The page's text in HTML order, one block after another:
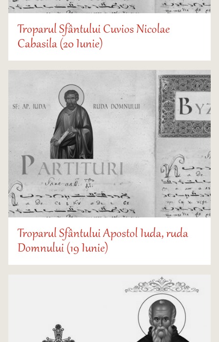
Troparul Sfântului Cuvios Nicolae
Cabasila (20 Iunie)
Troparul Sfântului Apostol Iuda, ruda
Domnului (19 Iunie)